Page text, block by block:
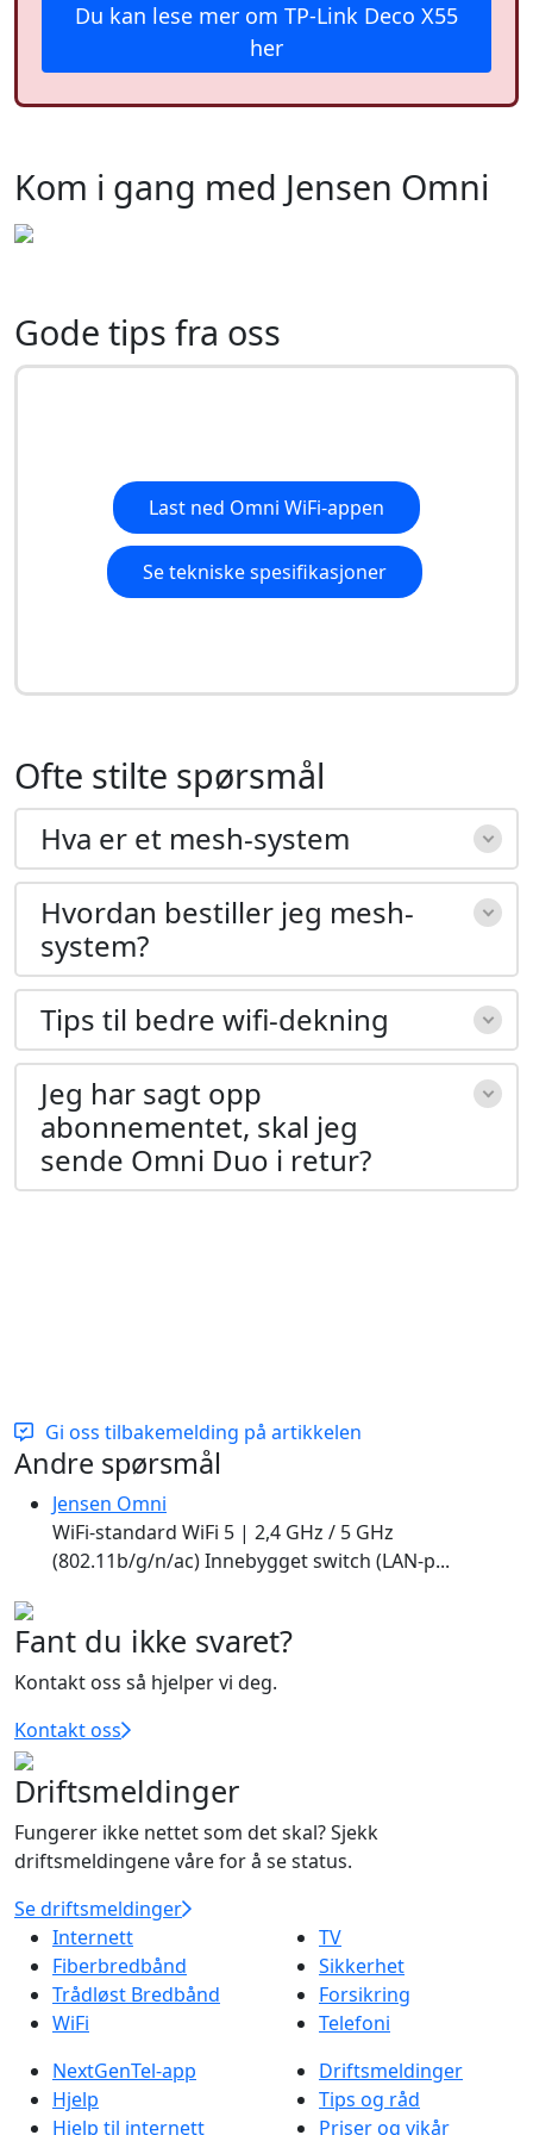
Du kan lese mer om TP-Link Deco X55
her
Kom i gang med Jensen Omni
Gode tips fra oss
Last ned Omni WiFi-appen
Se tekniske spesifikasjoner
Ofte stilte spørsmål
Hva er et mesh-system
Hvordan bestiller jeg mesh-
system?
Tips til bedre wifi-dekning
Jeg har sagt opp
abonnementet, skal jeg
sende Omni Duo i retur?
Gi oss tilbakemelding på artikkelen
Additional Informations
Andre spørsmål
Jensen Omni
WiFi-standard WiFi 5 | 2,4 GHz / 5 GHz
(802.11b/g/n/ac) Innebygget switch (LAN-p...
Fant du ikke svaret?
Kontakt oss så hjelper vi deg.
Kontakt oss
Driftsmeldinger
Fungerer ikke nettet som det skal? Sjekk
driftsmeldingene våre for å se status.
Se driftsmeldinger
Internett
Fiberbredbånd
Trådløst Bredbånd
WiFi
TV
Sikkerhet
Forsikring
Telefoni
NextGenTel-app
Hjelp
Hjelp til internett
Driftsmeldinger
Tips og råd
Priser og vikår